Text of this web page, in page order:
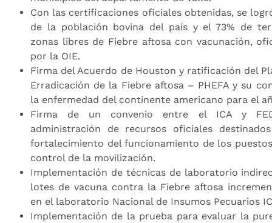
Con las certificaciones oficiales obtenidas, se
de la población bovina del país y el 73% de
zonas libres de Fiebre aftosa con vacunación,
por la OIE.
Firma del Acuerdo de Houston y ratificación del
Erradicación de la Fiebre aftosa – PHEFA y su
la enfermedad del continente americano para el
Firma de un convenio entre el ICA y
administración de recursos oficiales
fortalecimiento del funcionamiento de los
control de la movilización.
Implementación de técnicas de laboratorio
lotes de vacuna contra la Fiebre aftosa
en el laboratorio Nacional de Insumos Pecuarios
Implementación de la prueba para evaluar la